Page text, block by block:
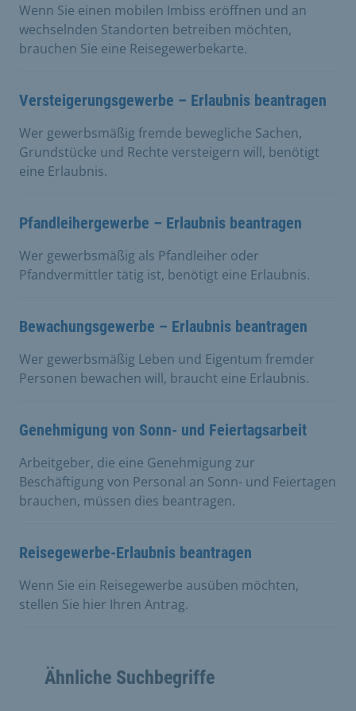
Wenn Sie einen mobilen Imbiss eröffnen und an
wechselnden Standorten betreiben möchten,
brauchen Sie eine Reisegewerbekarte.
Versteigerungsgewerbe – Erlaubnis beantragen
Wer gewerbsmäßig fremde bewegliche Sachen,
Grundstücke und Rechte versteigern will, benötigt
eine Erlaubnis.
Pfandleihergewerbe – Erlaubnis beantragen
Wer gewerbsmäßig als Pfandleiher oder
Pfandvermittler tätig ist, benötigt eine Erlaubnis.
Bewachungsgewerbe – Erlaubnis beantragen
Wer gewerbsmäßig Leben und Eigentum fremder
Personen bewachen will, braucht eine Erlaubnis.
Genehmigung von Sonn- und Feiertagsarbeit
Arbeitgeber, die eine Genehmigung zur
Beschäftigung von Personal an Sonn- und Feiertagen
brauchen, müssen dies beantragen.
Reisegewerbe-Erlaubnis beantragen
Wenn Sie ein Reisegewerbe ausüben möchten,
stellen Sie hier Ihren Antrag.
Ähnliche Suchbegriffe